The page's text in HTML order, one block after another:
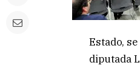
Estado,
diputada